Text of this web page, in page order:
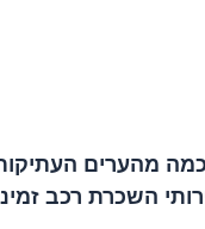
מהערים
השכרת רכב